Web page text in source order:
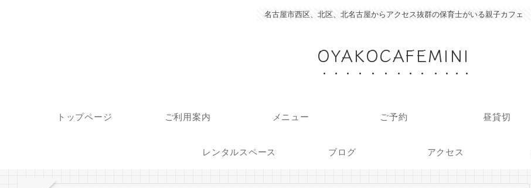
名古屋市西区、北区、北名古屋からアクセス抜群の保育士がいる親子カフェ
OYAKOCAFEMINI
トップページ ご利用案内 メニュー ご予約 昼貸切
レンタルスペース ブログ アクセス